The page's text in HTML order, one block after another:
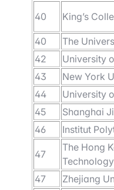
40 King’s
40
The
42
University
43
New York
44
University
45
Shanghai
46
Institut
47
The Hong
Technology
47
Zhejiang